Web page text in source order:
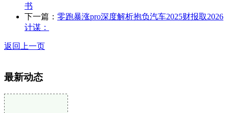
书
下一篇： 零跑暴涨pro深度解析抱负汽车2025财报取2026
计谋：
返回上一页
最新动态